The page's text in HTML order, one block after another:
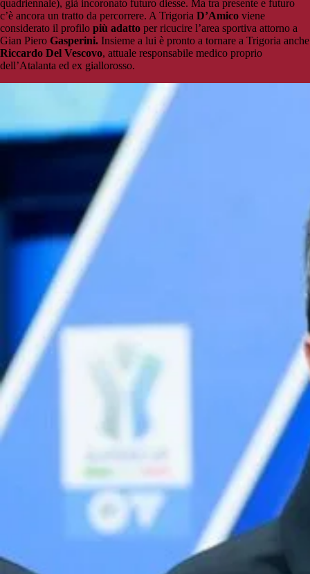
quadriennale), già incoronato futuro diesse. Ma tra presente e futuro
c’è ancora un tratto da percorrere. A Trigoria D’Amico viene
considerato il profilo più adatto per ricucire l’area sportiva attorno a
Gian Piero Gasperini. Insieme a lui è pronto a tornare a Trigoria anche
Riccardo Del Vescovo, attuale responsabile medico proprio
dell’Atalanta ed ex giallorosso.